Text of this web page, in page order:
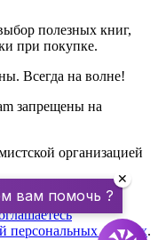
полезных книг,
при покупке.
Всегда на волне!
запрещены на
организацией
сайта.
персональных данных.
вам помочь ?
✕